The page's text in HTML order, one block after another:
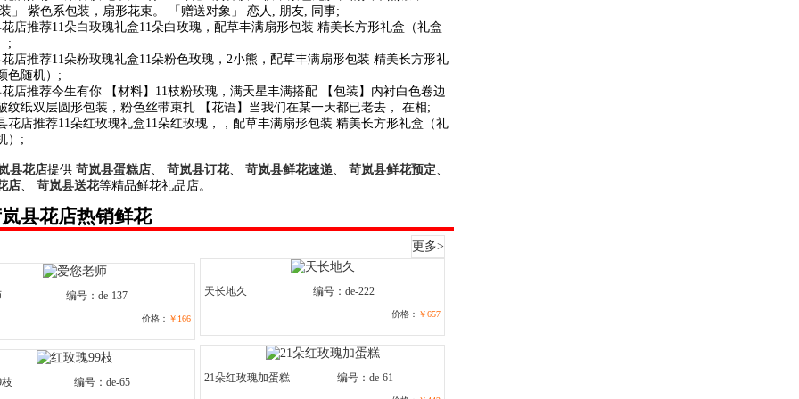
紫色系包装，扇形花束。 「赠送对象」 恋人, 朋友, 同事;
店推荐11朵白玫瑰礼盒11朵白玫瑰，配草丰满扇形包装 精美长方形礼盒（礼盒
;
店推荐11朵粉玫瑰礼盒11朵粉色玫瑰，2小熊，配草丰满扇形包装 精美长方形礼
色随机）;
店推荐今生有你 【材料】11枝粉玫瑰，满天星丰满搭配 【包装】内衬白色卷边
纹纸双层圆形包装，粉色丝带束扎 【花语】当我们在某一天都已老去， 在相;
花店推荐11朵红玫瑰礼盒11朵红玫瑰，，配草丰满扇形包装 精美长方形礼盒（礼
）;
县花店提供 苛岚县蛋糕店、 苛岚县订花、 苛岚县鲜花速递、 苛岚县鲜花预定、
店、 苛岚县送花等精品鲜花礼品店。
县花店热销鲜花
更多>
编号：de-137
价格： ￥166
天长地久 编号：de-222
价格： ￥657
枝 编号：de-65 21朵红玫瑰加蛋糕 编号：de-61